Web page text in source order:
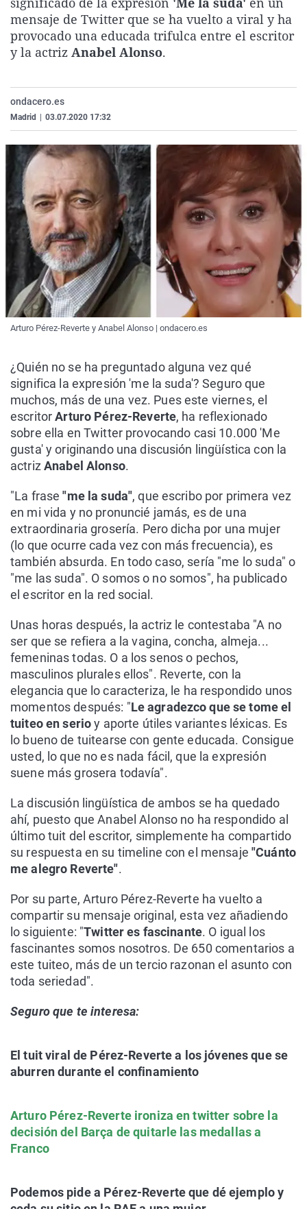
La rosa de los vientos
Gente viajera
Caso
Retornados
Extremadura
Galicia
Virales
Televisión
mensaje de Twitter que se ha vuelto a viral y ha
provocado una educada trifulca entre el escritor
y la actriz Anabel Alonso.
ondacero.es
Madrid 03.07.2020 17:32
Arturo Pérez-Reverte y Anabel Alonso | ondacero.es
¿Quién no se ha preguntado alguna vez qué
significa la expresión 'me la suda'? Seguro que
muchos, más de una vez. Pues este viernes, el
escritorArturo Pérez-Reverte, ha reflexionado
sobre ella en Twitter provocando casi 10.000 'Me
gusta' y originando una discusión lingüística con la
actriz Anabel Alonso.
"La frase"me la suda", que escribo por primera vez
en mi vida y no pronuncié jamás, es de una
extraordinaria grosería. Pero dicha por una mujer
(lo que ocurre cada vez con más frecuencia), es
también absurda. En todo caso, sería "me lo suda" o
"me las suda". O somos o no somos", ha publicado
el escritor en la red social.
Unas horas después, la actriz le contestaba "A no
ser que se refiera a la vagina, concha, almeja...
femeninas todas. O a los senos o pechos,
masculinos plurales ellos". Reverte, con la
elegancia que lo caracteriza, le ha respondido unos
momentos después: "Le agradezco que se tome el
tuiteo en serioy aporte útiles variantes léxicas. Es
lo bueno de tuitearse con gente educada. Consigue
usted, lo que no es nada fácil, que la expresión
suene más grosera todavía".
La discusión lingüística de ambos se ha quedado
ahí, puesto que Anabel Alonso no ha respondido al
último tuit del escritor, simplemente ha compartido
su respuesta en su timeline con el mensaje"Cuánto
me alegro Reverte".
Por su parte, Arturo Pérez-Reverte ha vuelto a
compartir su mensaje original, esta vez añadiendo
lo siguiente: "Twitter es fascinante. O igual los
fascinantes somos nosotros. De 650 comentarios a
este tuiteo, más de un tercio razonan el asunto con
toda seriedad".
Seguro que te interesa:
El tuit viral de Pérez-Reverte a los jóvenes que se
aburren durante el confinamiento
Arturo Pérez-Reverte ironiza en twitter sobre la
decisión del Barça de quitarle las medallas a
Franco
Podemos pide a Pérez-Reverte que dé ejemplo y